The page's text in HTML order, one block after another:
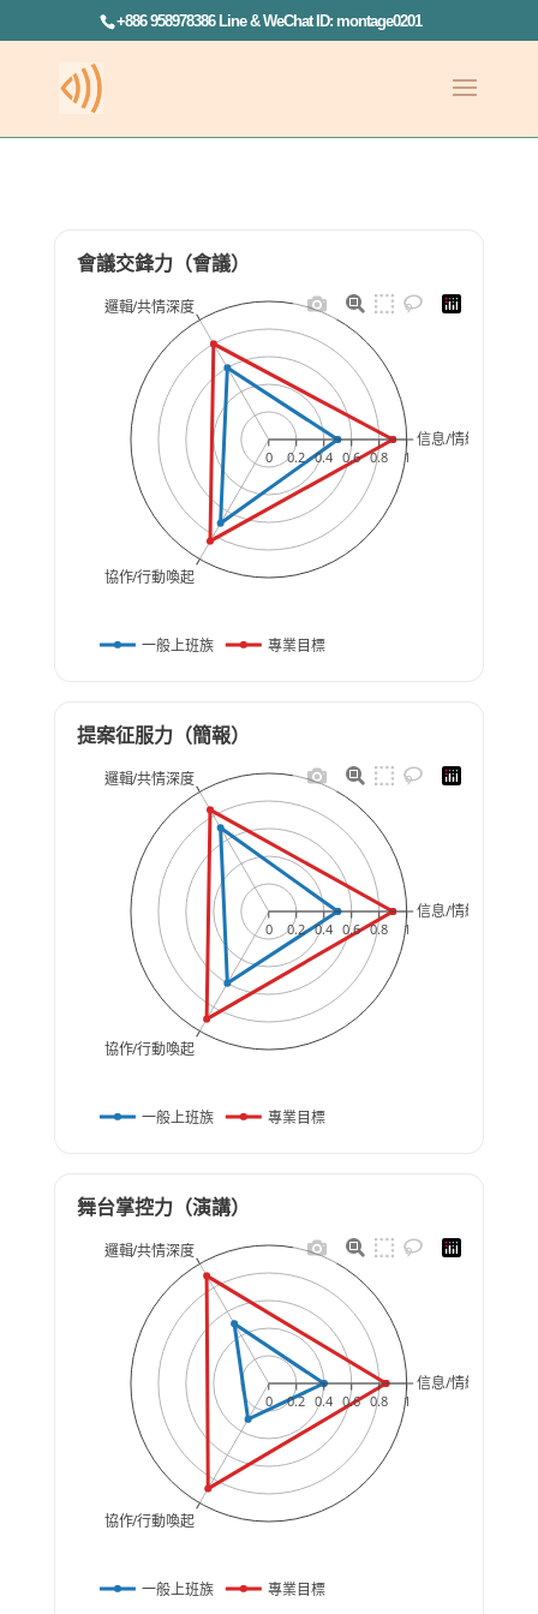
+886 958978386 Line & WeChat ID: montage0201
會議交鋒力（會議）
信息/情緒錨定
邏輯/共情深度
協作/行動喚起
0 0.2 0.4 0.6 0.8 1
一般上班族 專業目標
提案征服力（簡報）
信息/情緒錨定
邏輯/共情深度
協作/行動喚起
0 0.2 0.4 0.6 0.8 1
一般上班族 專業目標
舞台掌控力（演講）
信息/情緒錨定
邏輯/共情深度
協作/行動喚起
0 0.2 0.4 0.6 0.8 1
一般上班族 專業目標